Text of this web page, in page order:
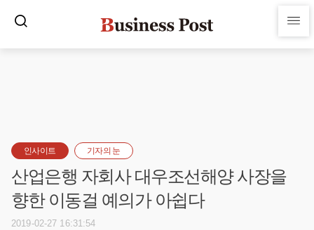
인사이트 기자의 눈
산업은행 자회사 대우조선해양 사장을
향한 이동걸 예의가 아쉽다
2019-02-27 16:31:54